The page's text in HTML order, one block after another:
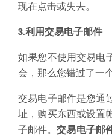
现在点击或失去。
3.利用交易电子邮件
如果您不使用交易电
会，那么您错过了一
交易电子邮件是您通
址，购买东西或设置
子邮件。交易电子邮